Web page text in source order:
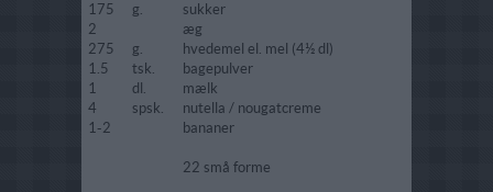
175
g.
sukker
2
æg
275
g.
hvedemel el. mel (4½ dl)
1.5
tsk.
bagepulver
1
dl.
mælk
4
spsk.
nutella / nougatcreme
1-2
bananer
22 små forme